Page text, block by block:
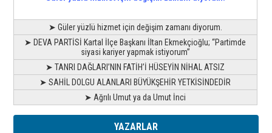
➤ Güler yüzlü hizmet için değişim zamanı diyorum.
➤ DEVA PARTİSİ Kartal İlçe Başkanı İltan Ekmekçioğlu; “Partimde
siyasi kariyer yapmak istiyorum”
➤ TANRI DAĞLARI’NIN FATİH’İ HÜSEYİN NİHAL ATSIZ
➤ SAHİL DOLGU ALANLARI BÜYÜKŞEHİR YETKİSİNDEDİR
➤ Ağrılı Umut ya da Umut İnci
YAZARLAR